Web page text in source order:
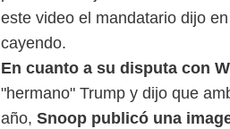
este video el mandatario dijo
cayendo.
En cuanto a su disputa con
"hermano" Trump y dijo que
año, Snoop publicó una